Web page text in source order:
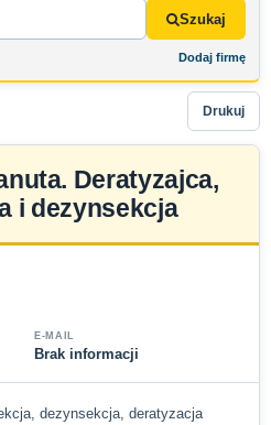
Szukaj
Dodaj firmę
Drukuj
Deratyzajca,
i dezynsekcja
E-MAIL
Brak informacji
dezynsekcja, deratyzacja